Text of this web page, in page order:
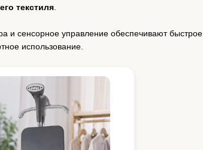
текстиля.
и сенсорное управление обеспечивают быстрое
использование.